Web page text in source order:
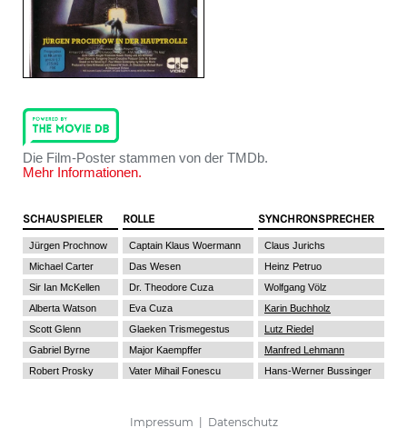
Die Film-Poster stammen von der TMDb.
Mehr Informationen.
SCHAUSPIELER ROLLE SYNCHRONSPRECHER
Jürgen Prochnow Captain Klaus Woermann
Claus Jurichs
Michael Carter
Das Wesen
Heinz Petruo
Sir Ian McKellen
Dr. Theodore Cuza
Wolfgang Völz
Alberta Watson
Eva Cuza
Karin Buchholz
Scott Glenn
Glaeken Trismegestus
Lutz Riedel
Gabriel Byrne
Major Kaempffer
Manfred Lehmann
Robert Prosky
Vater Mihail Fonescu Hans-Werner Bussinger
Impressum Datenschutz